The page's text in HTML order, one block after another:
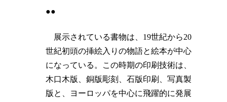
●●
展示されている書物は、19世紀から20
世紀初頭の挿絵入りの物語と絵本が中心
になっている。この時期の印刷技術は、
木口木版、銅版彫刻、石版印刷、写真製
版と、ヨーロッパを中心に飛躍的に発展